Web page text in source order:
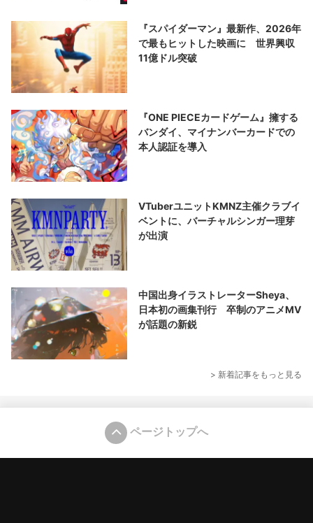
『スパイダーマン』最新作、2026年
で最もヒットした映画に 世界興収
11億ドル突破
『ONE PIECEカードゲーム』擁する
バンダイ、マイナンバーカードでの
本人認証を導入
VTuberユニットKMNZ主催クラブイ
ベントに、バーチャルシンガー理芽
が出演
中国出身イラストレーターSheya、
日本初の画集刊行 卒制のアニメMV
が話題の新鋭
> 新着記事をもっと見る
ページトップへ